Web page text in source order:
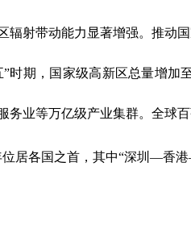
辐射带动能力显著增强。推动
”时期，国家级高新区总量增加
务业等万亿级产业集群。全球
位居各国之首，其中“深圳 —香港